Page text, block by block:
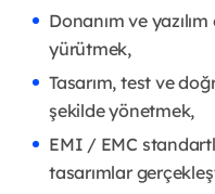
Donanım ve
yürütmek,
Tasarım, test ve
şekilde yönetmek,
EMI / EMC
tasarımlar